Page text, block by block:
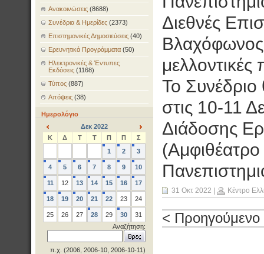
Ανακοινώσεις (8688)
Συνέδρια & Ημερίδες (2373)
Επιστημονικές Δημοσιεύσεις (40)
Ερευνητικά Προγράμματα (50)
Ηλεκτρονικές & Έντυπες
Εκδόσεις (1168)
Τύπος (887)
Απόψεις (38)
Ημερολόγιο
<
Δεκ 2022
>
Κ Δ Τ Τ Π Π
Σ
1
2 3
4 5 6 7 8 9 10
11 12 13 14 15 16 17
18 19 20 21 22 23 24
25 26 27 28 29 30
31
Αναζήτηση:
π.χ. (2006, 2006-10, 2006-10-11)
Διεθνές
Βλαχόφωνος
μελλοντικές
Το Συνέδριο
στις 10-11
Διάδοσης
(Αμφιθέατρο
31 Οκτ 2022 Κέντρο
< Προηγούμενο